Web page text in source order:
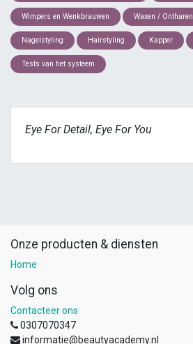
Wimpers en Wenkbrauwen Waxen / Ontharen
Nagelstyling Hairstyling Kapper
Tests van het systeem
Eye For Detail, Eye For You
Onze producten & diensten
Home
Volg ons
Contacteer ons
0307070347
informatie@beautyacademy.nl